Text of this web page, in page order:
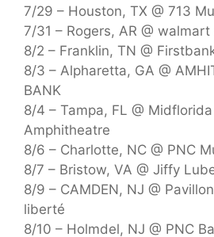
7/29 – Houston, TX @ 713
7/31 – Rogers, AR @ walmart
8/2 – Franklin, TN @
8/3 – Alpharetta, GA @
BANK
8/4 – Tampa, FL @
Amphitheatre
8/6 – Charlotte, NC @ PNC
8/7 – Bristow, VA @ Jiffy
8/9 – CAMDEN, NJ @
liberté
8/10 – Holmdel, NJ @ PNC